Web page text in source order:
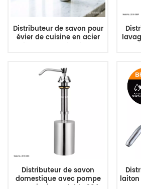
Distributeur de savon pour
évier de cuisine en acier
inoxydable, livraison
en
Distributeur de savon
domestique avec pompe
laiton